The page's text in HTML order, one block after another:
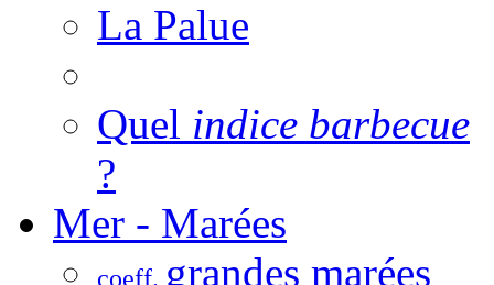
La Palue
Quel indice barbecue
?
Mer - Marées
coeff. grandes marées